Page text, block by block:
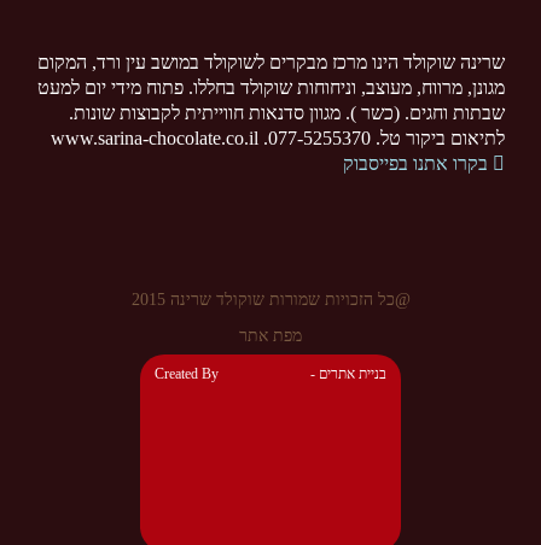
שרינה שוקולד הינו מרכז מבקרים לשוקולד במושב עין ורד, המקום
מגונן, מרווח, מעוצב, וניחוחות שוקולד בחללו. פתוח מידי יום למעט
שבתות וחגים. (כשר ). מגוון סדנאות חווייתית לקבוצות שונות.
לתיאום ביקור טל. 077-5255370. www.sarina-chocolate.co.il
בקרו אתנו בפייסבוק
@כל הזכויות שמורות שוקולד שרינה 2015
מפת אתר
Created By - בניית אתרים